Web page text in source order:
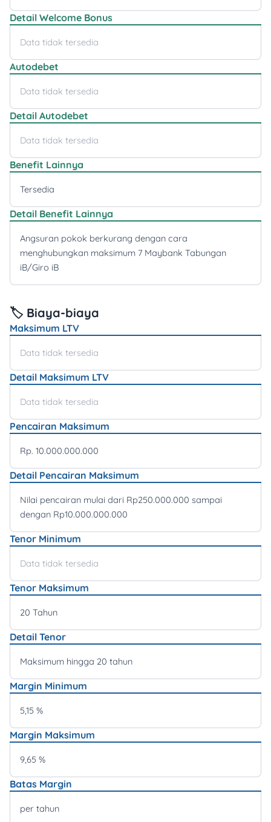
Detail Welcome Bonus
Data tidak tersedia
Autodebet
Data tidak tersedia
Detail Autodebet
Data tidak tersedia
Benefit Lainnya
Tersedia
Detail Benefit Lainnya
Angsuran pokok berkurang dengan cara
menghubungkan maksimum 7 Maybank Tabungan
iB/Giro iB
🏷️ Biaya-biaya
Maksimum LTV
Data tidak tersedia
Detail Maksimum LTV
Data tidak tersedia
Pencairan Maksimum
Rp. 10.000.000.000
Detail Pencairan Maksimum
Nilai pencairan mulai dari Rp250.000.000 sampai
dengan Rp10.000.000.000
Tenor Minimum
Data tidak tersedia
Tenor Maksimum
20 Tahun
Detail Tenor
Maksimum hingga 20 tahun
Margin Minimum
5,15 %
Margin Maksimum
9,65 %
Batas Margin
per tahun